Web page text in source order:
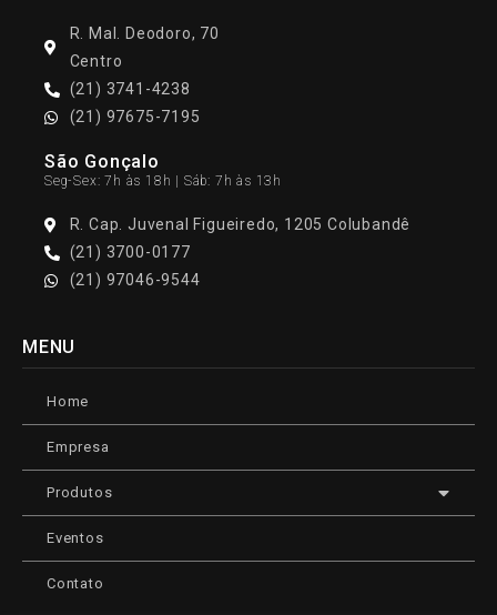
R. Mal. Deodoro, 70
Centro
(21) 3741-4238
(21) 97675-7195
São Gonçalo
Seg-Sex: 7h às 18h | Sáb: 7h às 13h
R. Cap. Juvenal Figueiredo, 1205 Colubandê
(21) 3700-0177
(21) 97046-9544
MENU
Home
Empresa
Produtos
Eventos
Contato